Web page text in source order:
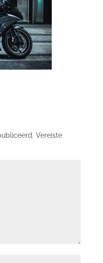
Vereiste